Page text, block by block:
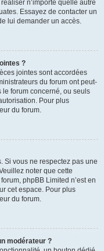
n’importe quelle autre
Essayez de contacter un
lui demander un accès.
?
jointes sont accordées
du forum ont peut-
forum concerné, ou seuls
Pour plus
du forum.
Si vous ne respectez pas une
noter que cette
phpBB Limited n’est en
cet espace. Pour plus
du forum.
modérateur ?